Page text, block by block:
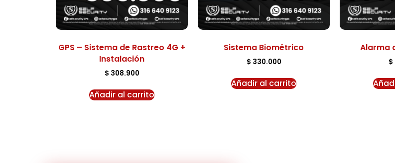
GPS – Sistema de Rastreo 4G +
Instalación
$ 308.900
Añadir al carrito
Sistema Biométrico
$ 330.000
Añadir al carrito
Alarma
$